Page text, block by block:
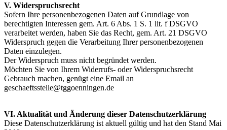
V. Widerspruchsrecht
Sofern Ihre personenbezogenen Daten auf Grundlage von
berechtigten Interessen gem. Art. 6 Abs. 1 S. 1 lit. f DSGVO
verarbeitet werden, haben Sie das Recht, gem. Art. 21 DSGVO
Widerspruch gegen die Verarbeitung Ihrer personenbezogenen
Daten einzulegen.
Der Widerspruch muss nicht begründet werden.
Möchten Sie von Ihrem Widerrufs- oder Widerspruchsrecht
Gebrauch machen, genügt eine Email an
geschaeftsstelle@tggoenningen.de
VI. Aktualität und Änderung dieser Datenschutzerklärung
Diese Datenschutzerklärung ist aktuell gültig und hat den Stand Mai